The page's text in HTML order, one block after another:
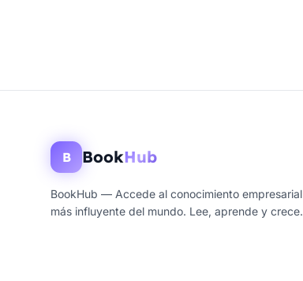
B BookHub
BookHub — Accede al conocimiento empresarial
más influyente del mundo. Lee, aprende y crece.